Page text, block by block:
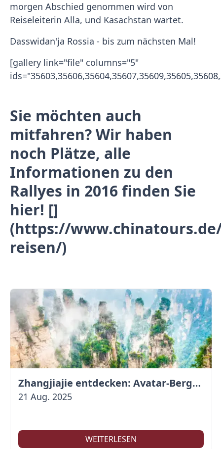
morgen Abschied genommen wird von
Reiseleiterin Alla, und Kasachstan wartet.
Dasswidan'ja Rossia - bis zum nächsten Mal!
[gallery link="file" columns="5"
Sie möchten auch
mitfahren? Wir haben
noch Plätze, alle
Informationen zu den
Rallyes in 2016 finden Sie
hier! []
(https://
reisen/)
Zhangjiajie entdecken: Avatar-Berge & Altstadt von Fenghuang
21 Aug. 2025
WEITERLESEN